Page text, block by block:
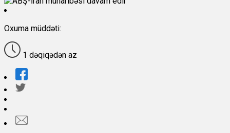
Oxuma müddəti:
1 dəqiqədən az